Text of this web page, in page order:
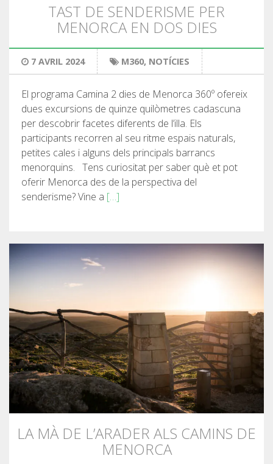
TAST DE SENDERISME PER
MENORCA EN DOS DIES
7 AVRIL 2024 M360, NOTÍCIES
El programa Camina 2 dies de Menorca 360º ofereix
dues excursions de quinze quilòmetres cadascuna
per descobrir facetes diferents de l’illa. Els
participants recorren al seu ritme espais naturals,
petites cales i alguns dels principals barrancs
menorquins. Tens curiositat per saber què et pot
oferir Menorca des de la perspectiva del
senderisme? Vine a […]
LA MÀ DE L’ARADER ALS CAMINS DE
MENORCA